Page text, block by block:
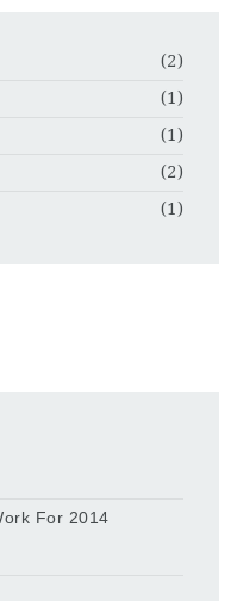
(2)
(1)
(1)
(2)
(1)
For 2014